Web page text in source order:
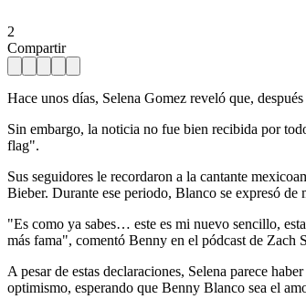
2
Compartir
Hace unos días, Selena Gomez reveló que,
Sin embargo, la noticia no fue bien recibida por
flag".
Sus seguidores le recordaron a la cantante
Bieber. Durante ese periodo, Blanco se expresó de
"Es como ya sabes… este es mi nuevo sencillo,
más fama", comentó Benny en el pódcast de Zach
A pesar de estas declaraciones, Selena parece
optimismo, esperando que Benny Blanco sea el